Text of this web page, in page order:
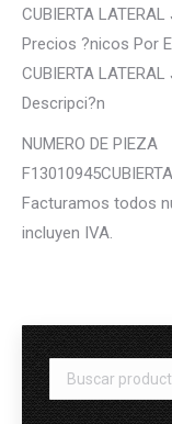
CUBIERTA LATERAL
Precios ?nicos Por
CUBIERTA LATERAL
Descripci?n
NUMERO DE PIEZA
Facturamos todos
incluyen IVA.